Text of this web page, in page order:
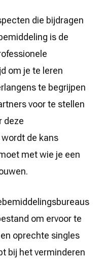
die bijdragen
is de
om je te leren
te begrijpen
voor te stellen
deze
de kans
met wie je een
om ervoor te
oprechte singles
bij het verminderen